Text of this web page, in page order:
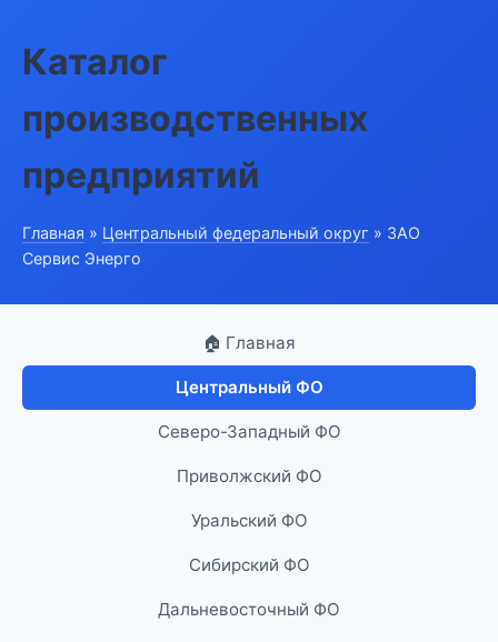
Каталог
производственных
предприятий
Главная » Центральный федеральный округ » ЗАО
Сервис Энерго
🏠 Главная
Центральный ФО
Северо-Западный ФО
Приволжский ФО
Уральский ФО
Сибирский ФО
Дальневосточный ФО